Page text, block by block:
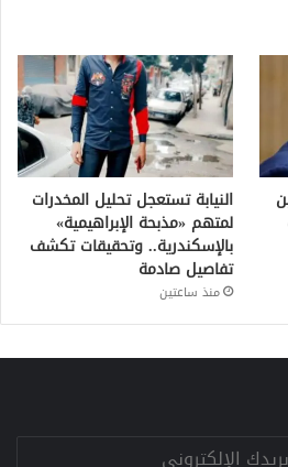
النيابة تستعجل تحليل المخدرات
لمتهم «مذبحة الإبراهيمية»
بالإسكندرية.. وتحقيقات تكشف
تفاصيل صادمة
منذ ساعتين